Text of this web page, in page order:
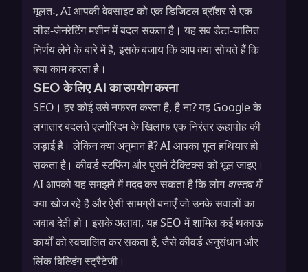
मूलतः, AI आपकी वेबसाइट को एक डिजिटल ब्रॉशर से एक
लीड-जेनरेटिंग मशीन में बदल सकता है। यह सब डेटा-चालित
निर्णय लेने के बारे में है, इसके बजाय कि आप क्या सोचते हैं कि
क्या काम करता है।
SEO के लिए AI का उपयोग करना
SEO। हर कोई उसे नफरत करता है, है ना? यह Google के
लगातार बदलते एल्गोरिदम के खिलाफ एक निरंतर ऊहापोह की
लड़ाई है। लेकिन क्या अनुमान है? AI आपका गुप्त हथियार हो
सकता है। कीवर्ड स्टफिंग और पुराने टैक्टिक्स को भूल जाइए।
AI आपको यह समझने में मदद कर सकता है कि लोगवास्तव में
क्या खोज रहे हैं और ऐसी सामग्री बनाएँ जो उनके सवालों का
जवाब देती हो। इसके अलावा, यह SEO में शामिल कई थकाऊ
कार्यों को स्वचालित कर सकता है, जैसे कीवर्ड अनुसंधान और
लिंक बिल्डिंग स्ट्रैटेजी।